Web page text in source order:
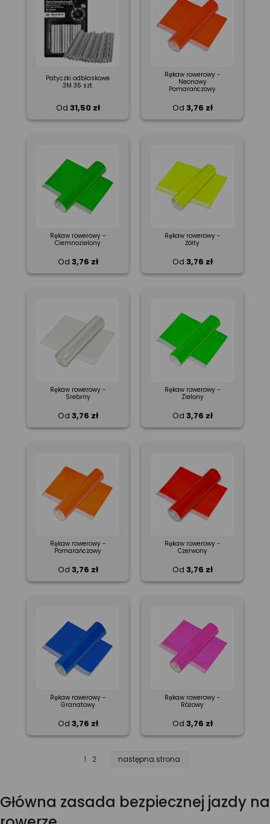
Patyczki odblaskowe
3M 36 szt.
Od 31,50 zł
Rękaw rowerowy -
Neonowy
Pomarańczowy
Od 3,76 zł
Rękaw rowerowy -
Ciemnozielony
Od 3,76 zł
Rękaw rowerowy -
Żółty
Od 3,76 zł
Rękaw rowerowy -
Srebrny
Od 3,76 zł
Rękaw rowerowy -
Zielony
Od 3,76 zł
Rękaw rowerowy -
Pomarańczowy
Od 3,76 zł
Rękaw rowerowy -
Czerwony
Od 3,76 zł
Rękaw rowerowy -
Granatowy
Od 3,76 zł
Rękaw rowerowy -
Różowy
Od 3,76 zł
1 2 następna strona
Główna zasada bezpiecznej jazdy na